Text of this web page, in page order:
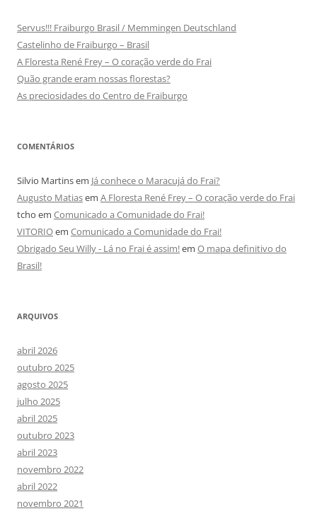
Servus!!! Fraiburgo Brasil / Memmingen Deutschland
Castelinho de Fraiburgo – Brasil
A Floresta René Frey – O coração verde do Frai
Quão grande eram nossas florestas?
As preciosidades do Centro de Fraiburgo
COMENTÁRIOS
Silvio Martinsem Já conhece o Maracujá do Frai?
Augusto Matiasem A Floresta René Frey – O coração verde do Frai
tcho em Comunicado a Comunidade do Frai!
VITORIOem Comunicado a Comunidade do Frai!
Obrigado Seu Willy - Lá no Frai é assim!em O mapa definitivo do
Brasil!
ARQUIVOS
abril 2026
outubro 2025
agosto 2025
julho 2025
abril 2025
outubro 2023
abril 2023
novembro 2022
abril 2022
novembro 2021